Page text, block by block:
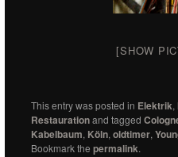
[SHOW
This entry was posted in Elektrik,
Restaurationand tagged
Kabelbaum, Köln,oldtimer,
Bookmark thepermalink.